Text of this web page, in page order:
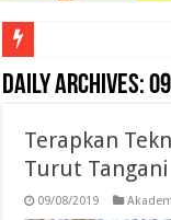
Viral! Selama Dua Bulan
Daily Archives:
Terapkan
Turut
09/08/2019